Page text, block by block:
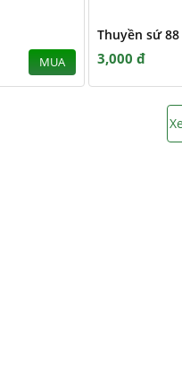
MUA
Thuyền sứ 88
3,000 đ